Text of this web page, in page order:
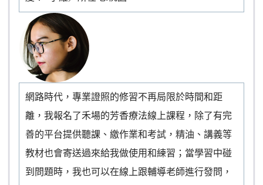
網路時代，專業證照的修習不再局限於時間和距
離，我報名了禾場的芳香療法線上課程，除了有完
善的平台提供聽課、繳作業和考試，精油、講義等
教材也會寄送過來給我做使用和練習；當學習中碰
到問題時，我也可以在線上跟輔導老師進行發問，